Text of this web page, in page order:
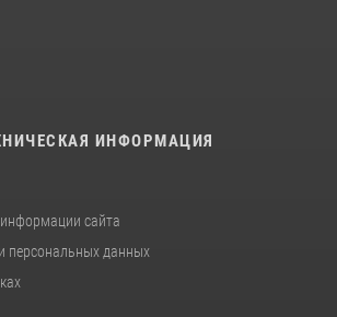
ИНФОРМАЦИЯ
сайта
персональных данных